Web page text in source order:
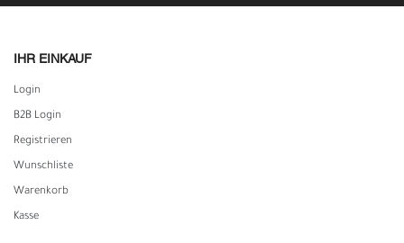
IHR EINKAUF
Login
B2B Login
Registrieren
Wunschliste
Warenkorb
Kasse